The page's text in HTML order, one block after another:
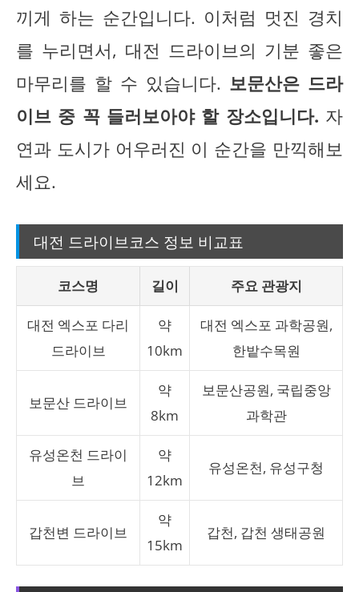
끼게 하는 순간입니다. 이처럼 멋진 경치
를 누리면서, 대전 드라이브의 기분 좋은
마무리를 할 수 있습니다. 보문산은 드라
이브 중 꼭 들러보아야 할 장소입니다. 자
연과 도시가 어우러진 이 순간을 만끽해보
세요.
대전 드라이브코스 정보 비교표
코스명 길이 주요 관광지
대전 엑스포 다리
드라이브
약
10km
대전 엑스포 과학공원,
한밭수목원
보문산 드라이브
약
8km
보문산공원, 국립중앙
과학관
유성온천 드라이
브
약
12km
유성온천, 유성구청
갑천변 드라이브
약
15km
갑천, 갑천 생태공원